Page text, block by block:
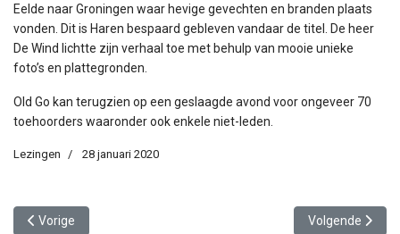
Eelde naar Groningen waar hevige gevechten en branden plaats
vonden. Dit is Haren bespaard gebleven vandaar de titel. De heer
De Wind lichtte zijn verhaal toe met behulp van mooie unieke
foto’s en plattegronden.
Old Go kan terugzien op een geslaagde avond voor ongeveer 70
toehoorders waaronder ook enkele niet-leden.
Lezingen 28 januari 2020
Vorig artikel: Lezing Jim Klingers 27 februari 2020: Huis de
Vorige Volgende
Volgende